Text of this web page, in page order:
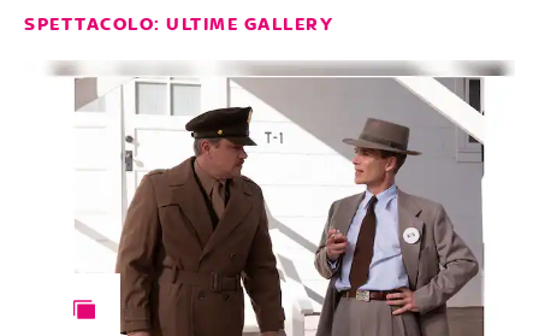
SPETTACOLO: ULTIME GALLERY